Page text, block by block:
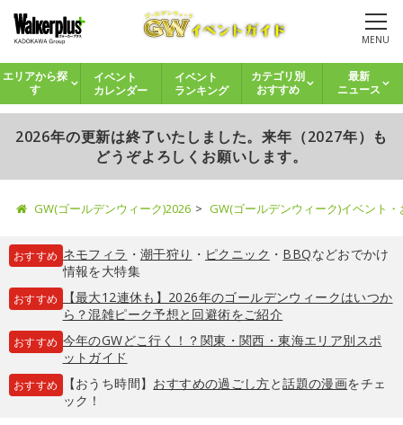
MENU
エリアから探
す
イベント
カレンダー
イベント
ランキング
カテゴリ別
おすすめ
最新
ニュース
2026年の更新は終了いたしました。来年（2027年）も
どうぞよろしくお願いします。
GW(ゴールデンウィーク)2026 GW(ゴールデンウィーク)イベント
おすすめ ネモフィラ ・ 潮干狩り ・ ピクニック ・ BBQなどおでかけ
情報を大特集
おすすめ
【最大12連休も】2026年のゴールデンウィークはいつか
ら？混雑ピーク予想と回避術をご紹介
おすすめ 今年のGWどこ行く！？関東・関西・東海エリア別スポ
ットガイド
おすすめ 【おうち時間】 おすすめの過ごし方と話題の漫画をチェ
ック！